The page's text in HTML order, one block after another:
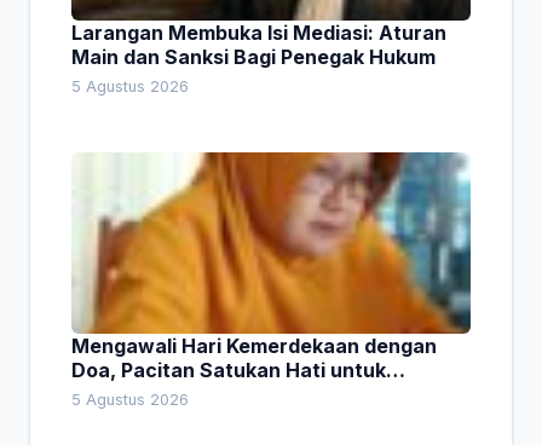
Larangan Membuka Isi Mediasi: Aturan
Main dan Sanksi Bagi Penegak Hukum
5 Agustus 2026
Mengawali Hari Kemerdekaan dengan
Doa, Pacitan Satukan Hati untuk
Indonesia
5 Agustus 2026